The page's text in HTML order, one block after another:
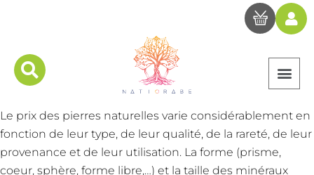
Le prix des pierres naturelles varie considérablement en
fonction de leur type, de leur qualité, de la rareté, de leur
provenance et de leur utilisation. La forme (prisme,
coeur, sphère, forme libre,…) et la taille des minéraux